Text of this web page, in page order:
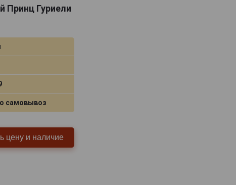
Принц Гуриели
самовывоз
цену и наличие